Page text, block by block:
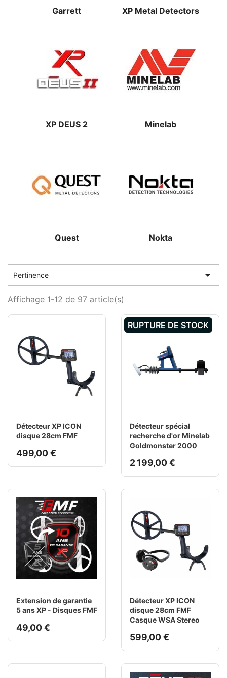
Garrett XP Metal Detectors
XP DEUS 2 Minelab
Quest Nokta
Pertinence 
Affichage 1-12 de 97 article(s)
Détecteur XP ICON
disque 28cm FMF
499,00 €
Détecteur spécial
recherche d'or Minelab
Goldmonster 2000
2 199,00 €
RUPTURE DE STOCK
Extension de garantie
5 ans XP - Disques FMF
49,00 €
Détecteur XP ICON
disque 28cm FMF
Casque WSA Stereo
599,00 €